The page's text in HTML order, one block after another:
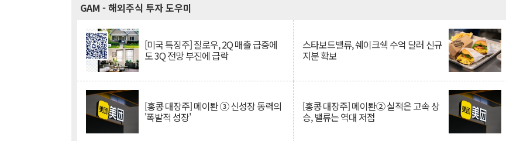
GAM - 해외주식 투자 도우미
[미국 특징주] 질로우, 2Q 매출 급증에
도 3Q 전망 부진에 급락
스타보드밸류, 쉐이크쉑 수억 달러 신규
지분 확보
[홍콩 대장주] 메이퇀 ③ 신성장 동력의
'폭발적 성장'
[홍콩 대장주] 메이퇀② 실적은 고속 상
승, 밸류는 역대 저점